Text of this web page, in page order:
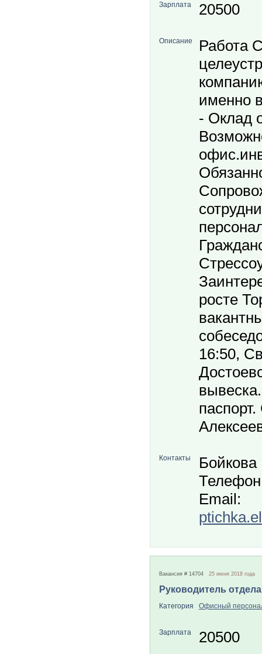
Зарплата 20500
Описание
Работа
именно
- Оклад
росте
16:50,
Контакты
Бойкова
Email:
Вакансия # 14704 25 июня 2018 года
Руководитель
Категория Офисный
Зарплата 20500